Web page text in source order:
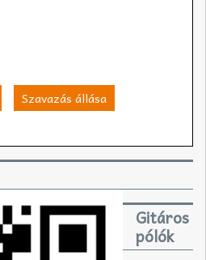
Szavazás állása
Gitáros
pólók